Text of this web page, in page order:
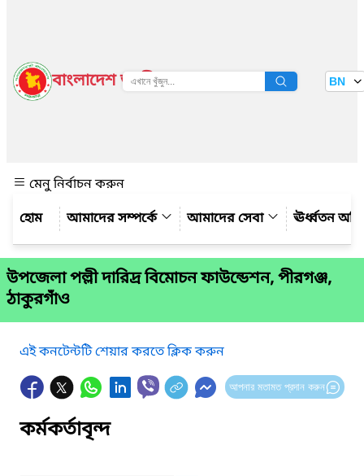
বাংলাদেশ জাতীয় তথ্য বাতায়ন BN
মেনু নির্বাচন করুন
আমাদের সম্পর্কে
আমাদের সেবা ঊর্ধ্বতন
উপজেলা পল্লী দারিদ্র বিমোচন ফাউন্ডেশন, পীরগঞ্জ,
ঠাকুরগাঁও
এই কনটেন্টটি শেয়ার করতে ক্লিক করুন
আপনার মতামত প্রদান করুন
কর্মকর্তাবৃন্দ